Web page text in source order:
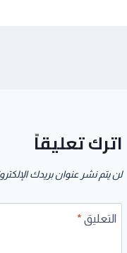
اترك تعليقاً
لن يتم نشر عنوان بريدك
التعليق *